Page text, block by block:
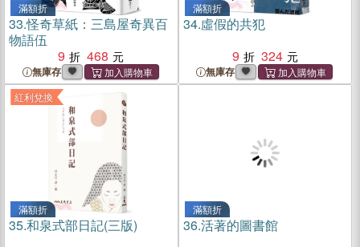
滿額折
33.怪奇草紙：三島屋奇異百
物語伍
9
468
無庫存
滿額折
34.虛假的共犯
9
324
無庫存
紅利兌換
滿額折
35.和泉式部日記(三版)
滿額折
36.活著的圖書館